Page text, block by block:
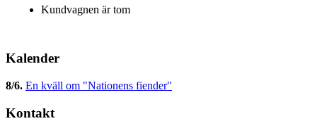
Kundvagnen är tom
Kalender
8/6. En kväll om "Nationens fiender"
Kontakt